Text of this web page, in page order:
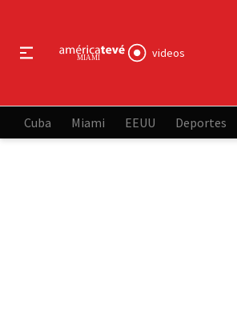
videos
Cuba Miami EEUU Deportes